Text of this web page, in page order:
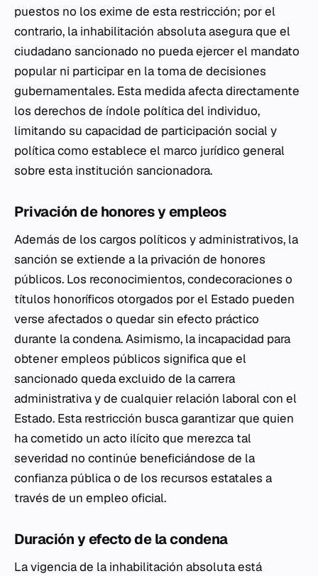
puestos no los exime de esta restricción; por el
contrario, la inhabilitación absoluta asegura que el
ciudadano sancionado no pueda ejercer el mandato
popular ni participar en la toma de decisiones
gubernamentales. Esta medida afecta directamente
los derechos de índole política del individuo,
limitando su capacidad de participación social y
política como establece el marco jurídico general
sobre esta institución sancionadora.
Privación de honores y empleos
Además de los cargos políticos y administrativos, la
sanción se extiende a la privación de honores
públicos. Los reconocimientos, condecoraciones o
títulos honoríficos otorgados por el Estado pueden
verse afectados o quedar sin efecto práctico
durante la condena. Asimismo, la incapacidad para
obtener empleos públicos significa que el
sancionado queda excluido de la carrera
administrativa y de cualquier relación laboral con el
Estado. Esta restricción busca garantizar que quien
ha cometido un acto ilícito que merezca tal
severidad no continúe beneficiándose de la
confianza pública o de los recursos estatales a
través de un empleo oficial.
Duración y efecto de la condena
La vigencia de la inhabilitación absoluta está